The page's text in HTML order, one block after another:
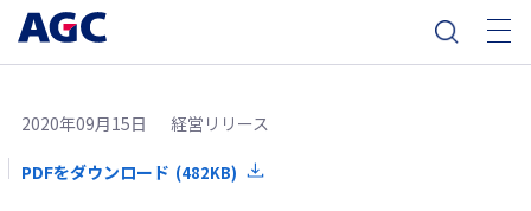
2020年09月15日 経営リリース
PDFをダウンロード (482KB)